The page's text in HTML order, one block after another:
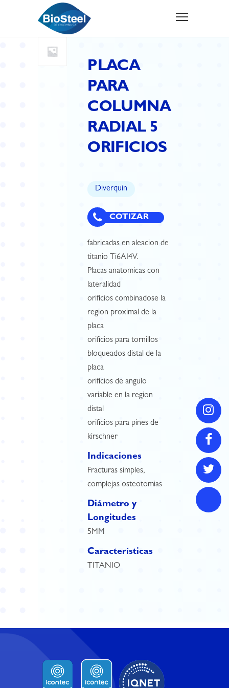
PLACA
PARA
COLUMNA
RADIAL 5
ORIFICIOS
Diverquin
COTIZAR
fabricadas en aleacion de
titanio Ti6AI4V.
Placas anatomicas con
lateralidad
orificios combinadose la
region proximal de la
placa
orificios para tornillos
bloqueados distal de la
placa
orificios de angulo
variable en la region
distal
orificios para pines de
kirschner
Indicaciones
Fracturas simples,
complejas osteotomias
Diámetro y
Longitudes
5MM
Características
TITANIO